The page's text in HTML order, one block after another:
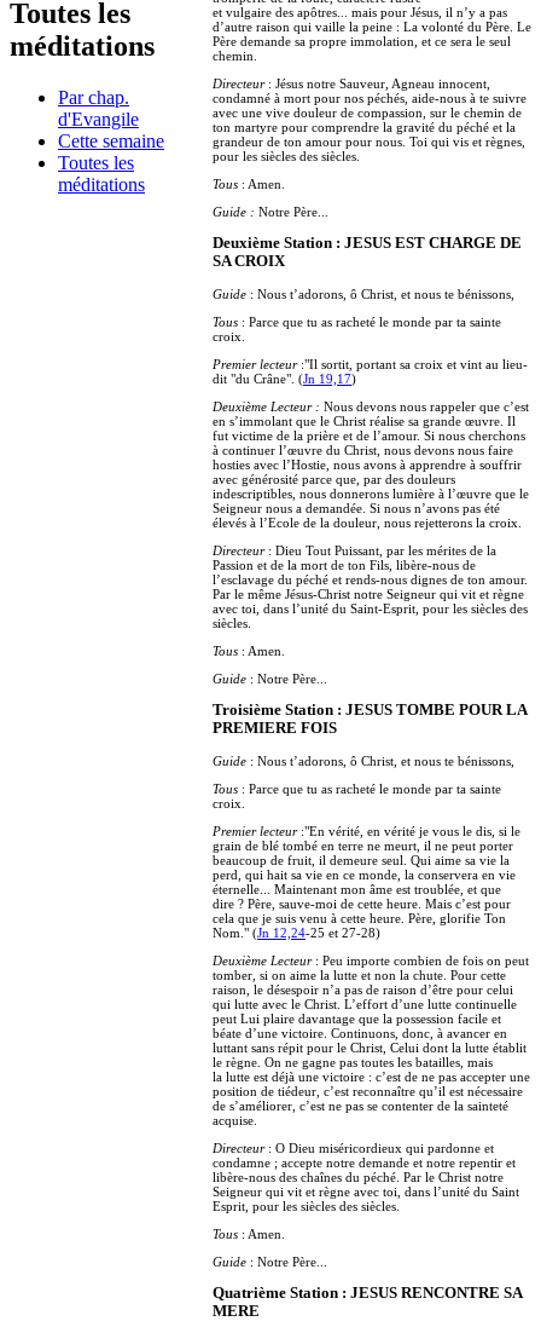
Toutes les
méditations
Par chap.
d'Evangile
Cette semaine
Toutes les
méditations
et vulgaire des apôtres... mais pour Jésus, il n’y a pas
d’autre raison qui vaille la peine : La volonté du Père. Le
Père demande sa propre immolation, et ce sera le seul
chemin.
Directeur: Jésus notre Sauveur, Agneau innocent,
condamné à mort pour nos péchés, aide-nous à te suivre
avec une vive douleur de compassion, sur le chemin de
ton martyre pour comprendre la gravité du péché et la
grandeur de ton amour pour nous. Toi qui vis et règnes,
pour les siècles des siècles.
Tous : Amen.
Guide : Notre Père...
Deuxième Station : JESUS EST CHARGE DE
SA CROIX
Guide : Nous t’adorons, ô Christ, et nous te bénissons,
Tous : Parce que tu as racheté le monde par ta sainte
croix.
Premier lecteur:"Il sortit, portant sa croix et vint au lieu-
dit "du Crâne". (Jn 19,17)
Deuxième Lecteur : Nous devons nous rappeler que c’est
en s’immolant que le Christ réalise sa grande œuvre. Il
fut victime de la prière et de l’amour. Si nous cherchons
à continuer l’œuvre du Christ, nous devons nous faire
hosties avec l’Hostie, nous avons à apprendre à souffrir
avec générosité parce que, par des douleurs
indescriptibles, nous donnerons lumière à l’œuvre que le
Seigneur nous a demandée. Si nous n’avons pas été
élevés à l’Ecole de la douleur, nous rejetterons la croix.
Directeur: Dieu Tout Puissant, par les mérites de la
Passion et de la mort de ton Fils, libère-nous de
l’esclavage du péché et rends-nous dignes de ton amour.
Par le même Jésus-Christ notre Seigneur qui vit et règne
avec toi, dans l’unité du Saint-Esprit, pour les siècles des
siècles.
Tous : Amen.
Guide : Notre Père...
Troisième Station : JESUS TOMBE POUR LA
PREMIERE FOIS
Guide : Nous t’adorons, ô Christ, et nous te bénissons,
Tous : Parce que tu as racheté le monde par ta sainte
croix.
Premier lecteur:"En vérité, en vérité je vous le dis, si le
grain de blé tombé en terre ne meurt, il ne peut porter
beaucoup de fruit, il demeure seul. Qui aime sa vie la
perd, qui hait sa vie en ce monde, la conservera en vie
éternelle... Maintenant mon âme est troublée, et que
dire ? Père, sauve-moi de cette heure. Mais c’est pour
cela que je suis venu à cette heure. Père, glorifie Ton
Nom." (Jn 12,24-25 et 27-28)
Deuxième Lecteur: Peu importe combien de fois on peut
tomber, si on aime la lutte et non la chute. Pour cette
raison, le désespoir n’a pas de raison d’être pour celui
qui lutte avec le Christ. L’effort d’une lutte continuelle
peut Lui plaire davantage que la possession facile et
béate d’une victoire. Continuons, donc, à avancer en
luttant sans répit pour le Christ, Celui dont la lutte établit
le règne. On ne gagne pas toutes les batailles, mais
la lutte est déjà une victoire : c’est de ne pas accepter une
position de tiédeur, c’est reconnaître qu’il est nécessaire
de s’améliorer, c’est ne pas se contenter de la sainteté
acquise.
Directeur: O Dieu miséricordieux qui pardonne et
condamne ; accepte notre demande et notre repentir et
libère-nous des chaînes du péché. Par le Christ notre
Seigneur qui vit et règne avec toi, dans l’unité du Saint
Esprit, pour les siècles des siècles.
Tous : Amen.
Guide : Notre Père...
Quatrième Station : JESUS RENCONTRE SA
MERE